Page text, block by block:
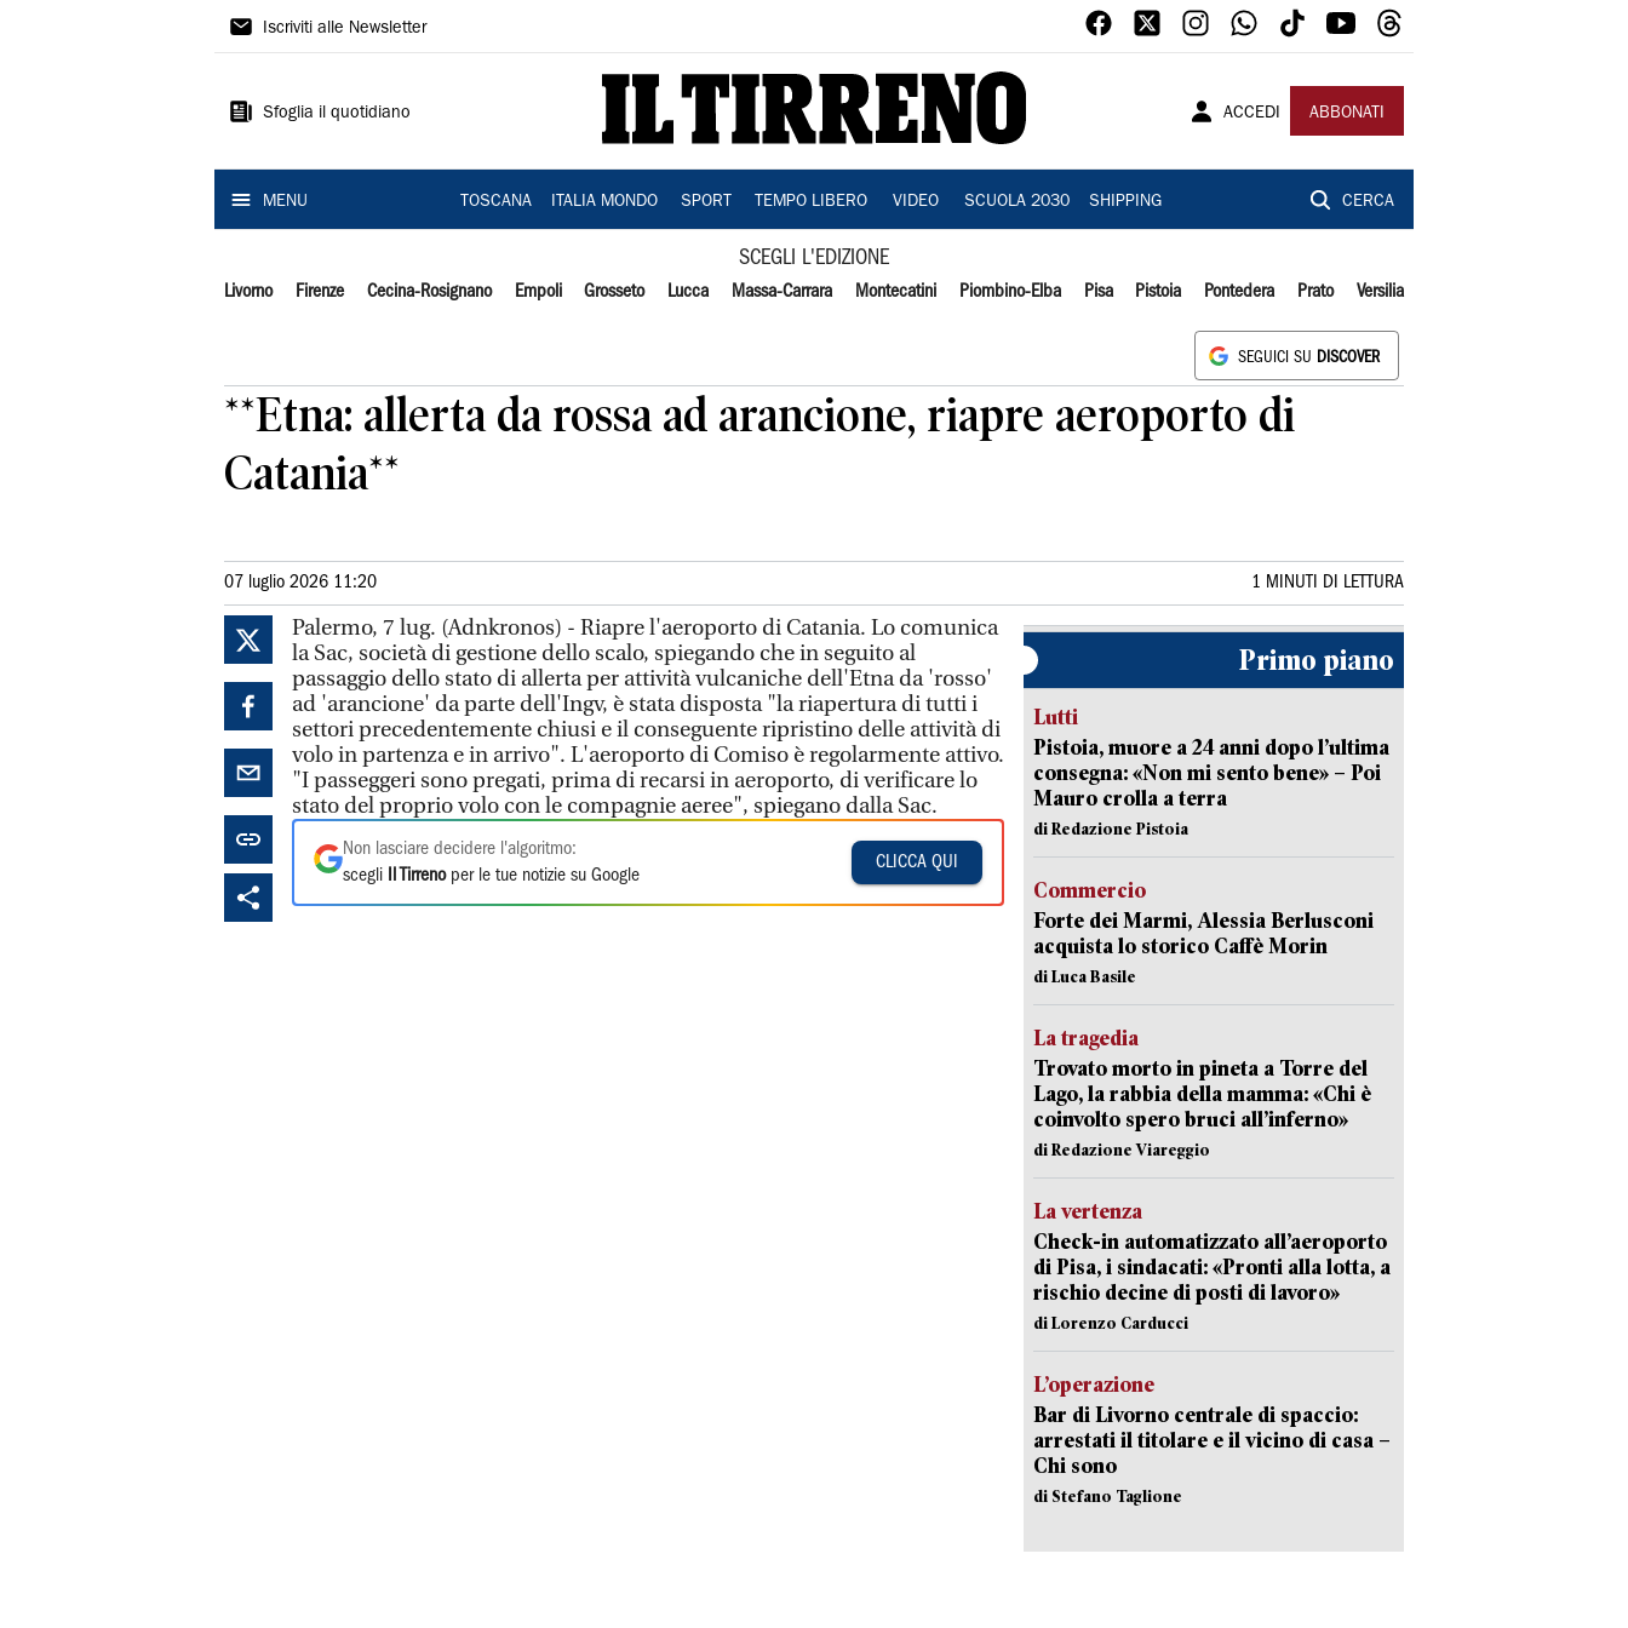
Il
Iscriviti alle Newsletter
Sfoglia il quotidiano ACCEDI ABBONATI
MENU TOSCANA ITALIA MONDO SPORT TEMPO LIBERO VIDEO SCUOLA 2030 SHIPPING CERCA
SCEGLI L'EDIZIONE
Livorno Firenze Cecina-Rosignano Empoli Grosseto Lucca Massa-Carrara Montecatini Piombino-Elba Pisa Pistoia Pontedera Prato Versilia
SEGUICI SU DISCOVER
**Etna: allerta da rossa ad arancione, riapre aeroporto di
Catania**
07 luglio 2026 11:20 1 MINUTI DI LETTURA
Palermo, 7 lug. (Adnkronos) - Riapre l'aeroporto di Catania. Lo comunica
la Sac, società di gestione dello scalo, spiegando che in seguito al
passaggio dello stato di allerta per attività vulcaniche dell'Etna da 'rosso'
ad 'arancione' da parte dell'Ingv, è stata disposta "la riapertura di tutti i
settori precedentemente chiusi e il conseguente ripristino delle attività di
volo in partenza e in arrivo". L'aeroporto di Comiso è regolarmente attivo.
"I passeggeri sono pregati, prima di recarsi in aeroporto, di verificare lo
stato del proprio volo con le compagnie aeree", spiegano dalla Sac.
Non lasciare decidere l'algoritmo:
scegli
Il Tirrenoper le tue notizie su Google
CLICCA QUI
Primo piano
Lutti
Pistoia, muore a 24 anni dopo l’ultima
consegna: «Non mi sento bene» – Poi
Mauro crolla a terra
di Redazione Pistoia
Commercio
Forte dei Marmi, Alessia Berlusconi
acquista lo storico Caffè Morin
di Luca Basile
La tragedia
Trovato morto in pineta a Torre del
Lago, la rabbia della mamma: «Chi è
coinvolto spero bruci all’inferno»
di Redazione Viareggio
La vertenza
Check-in automatizzato all’aeroporto
di Pisa, i sindacati: «Pronti alla lotta, a
rischio decine di posti di lavoro»
di Lorenzo Carducci
L’operazione
Bar di Livorno centrale di spaccio:
arrestati il titolare e il vicino di casa –
Chi sono
di Stefano Taglione